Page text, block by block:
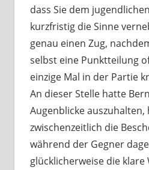
dass Sie dem
kurzfristig die Sinne
genau einen Zug,
selbst eine Punktteilung
einzige Mal in der Partie
An dieser Stelle hatte
Augenblicke
zwischenzeitlich die
während der Gegner
glücklicherweise die